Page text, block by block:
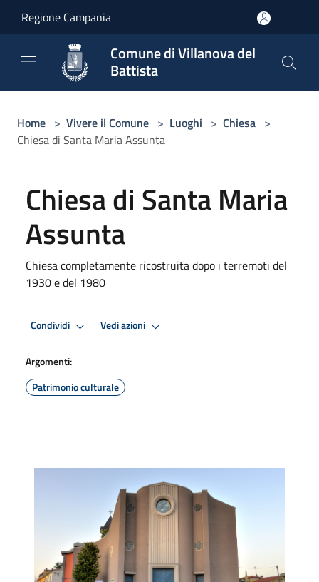
Regione Campania
Comune di Villanova del
Battista
Home > Vivere il Comune > Luoghi > Chiesa >
Chiesa di Santa Maria Assunta
Chiesa di Santa Maria
Assunta
Chiesa completamente ricostruita dopo i terremoti del
1930 e del 1980
Condividi Vedi azioni
Argomenti:
Patrimonio culturale